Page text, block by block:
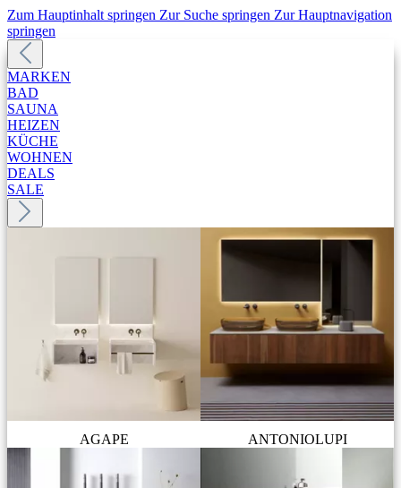
Zum Hauptinhalt springen Zur Suche springen Zur Hauptnavigation
springen
MARKEN
BAD
SAUNA
HEIZEN
KÜCHE
WOHNEN
DEALS
SALE
AGAPE ANTONIOLUPI